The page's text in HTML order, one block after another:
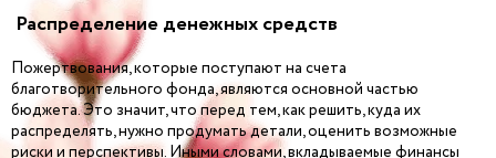
Распределение денежных средств
Пожертвования, которые поступают на счета
благотворительного фонда, являются основной частью
бюджета. Это значит, что перед тем, как решить, куда их
распределять, нужно продумать детали, оценить возможные
риски и перспективы. Иными словами, вкладываемые финансы